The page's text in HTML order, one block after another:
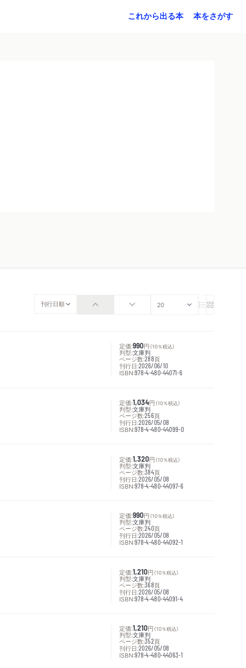
これから出る本 本をさがす
定価:990円 （10％税込）
判型:文庫判
ページ数:288頁
刊行日:2026/06/10
ISBN:978-4-480-44071-6
定価:1,034円 （10％税込）
判型:文庫判
ページ数:256頁
刊行日:2026/05/08
ISBN:978-4-480-44099-0
定価:1,320円 （10％税込）
判型:文庫判
ページ数:384頁
刊行日:2026/05/08
ISBN:978-4-480-44097-6
定価:990円 （10％税込）
判型:文庫判
ページ数:240頁
刊行日:2026/05/08
ISBN:978-4-480-44092-1
定価:1,210円 （10％税込）
判型:文庫判
ページ数:368頁
刊行日:2026/05/08
ISBN:978-4-480-44091-4
定価:1,210円 （10％税込）
判型:文庫判
ページ数:352頁
刊行日:2026/05/08
ISBN:978-4-480-44063-1